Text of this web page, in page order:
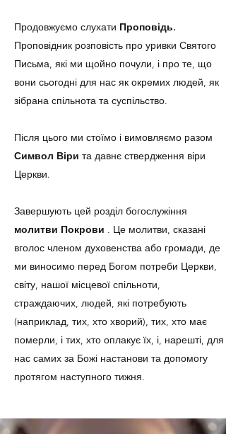
Продовжуємо слухати Проповідь.
Проповідник розповість про уривки Святого
Письма, які ми щойно почули, і про те, що
вони сьогодні для нас як окремих людей, як
зібрана спільнота та суспільство.
Після цього ми стоїмо і вимовляємо разом
Символ Віри та давнє ствердження віри
Церкви.
Завершують цей розділ богослужіння
молитви Покрови . Це молитви, сказані
вголос членом духовенства або громади, де
ми виносимо перед Богом потреби Церкви,
світу, нашої місцевої спільноти,
страждаючих, людей, які потребують
(наприклад, тих, хто хворий), тих, хто має
померли, і тих, хто оплакує їх, і, нарешті, для
нас самих за Божі настанови та допомогу
протягом наступного тижня.